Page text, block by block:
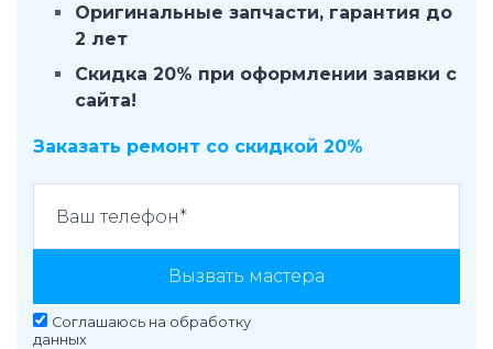
Оригинальные запчасти, гарантия до
2 лет
Скидка 20% при оформлении заявки с
сайта!
Заказать ремонт со скидкой 20%
Вызвать мастера
Соглашаюсь на обработку
данных